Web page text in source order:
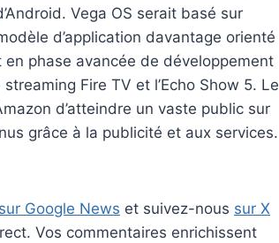
Vega OS serait basé sur
d’application davantage orienté
phase avancée de développement
Fire TV et l’Echo Show 5. Le
d’atteindre un vaste public sur
grâce à la publicité et aux services.
Google News et suivez-nous sur X
Vos commentaires enrichissent